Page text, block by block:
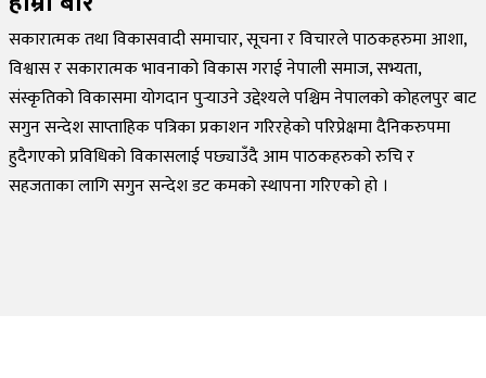
सकारात्मक तथा विकासवादी समाचार, सूचना र विचारले पाठकहरुमा आशा,
विश्वास र सकारात्मक भावनाको विकास गराई नेपाली समाज, सभ्यता,
संस्कृतिको विकासमा योगदान पुर्‍याउने उद्देश्यले पश्चिम नेपालको कोहलपुर बाट
सगुन सन्देश साप्ताहिक पत्रिका प्रकाशन गरिरहेको परिप्रेक्षमा दैनिकरुपमा
हुदैगएको प्रविधिको विकासलाई पछ्याउँदै आम पाठकहरुको रुचि र
सहजताका लागि सगुन सन्देश डट कमको स्थापना गरिएको हो ।